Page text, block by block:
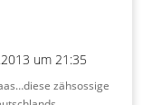
um 21:35
zähsossige